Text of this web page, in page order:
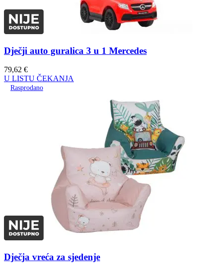
Dječji auto guralica 3 u 1 Mercedes
79,62 €
U LISTU ČEKANJA
Rasprodano
Dječja vreća za sjedenje